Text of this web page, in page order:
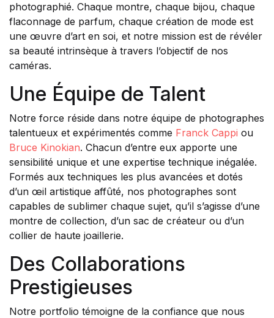
photographié. Chaque montre, chaque bijou, chaque
flaconnage de parfum, chaque création de mode est
une œuvre d’art en soi, et notre mission est de révéler
sa beauté intrinsèque à travers l’objectif de nos
caméras.
Une Équipe de Talent
Notre force réside dans notre équipe de photographes
talentueux et expérimentés comme Franck Cappi ou
Bruce Kinokian. Chacun d’entre eux apporte une
sensibilité unique et une expertise technique inégalée.
Formés aux techniques les plus avancées et dotés
d’un œil artistique affûté, nos photographes sont
capables de sublimer chaque sujet, qu’il s’agisse d’une
montre de collection, d’un sac de créateur ou d’un
collier de haute joaillerie.
Des Collaborations
Prestigieuses
Notre portfolio témoigne de la confiance que nous